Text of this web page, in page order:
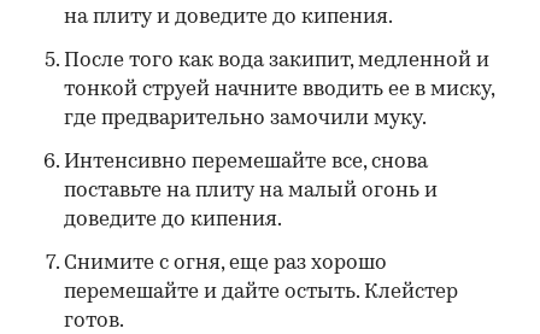
на плиту и доведите до кипения.
После того как вода закипит, медленной и
тонкой струей начните вводить ее в миску,
где предварительно замочили муку.
Интенсивно перемешайте все, снова
поставьте на плиту на малый огонь и
доведите до кипения.
Снимите с огня, еще раз хорошо
перемешайте и дайте остыть. Клейстер
готов.